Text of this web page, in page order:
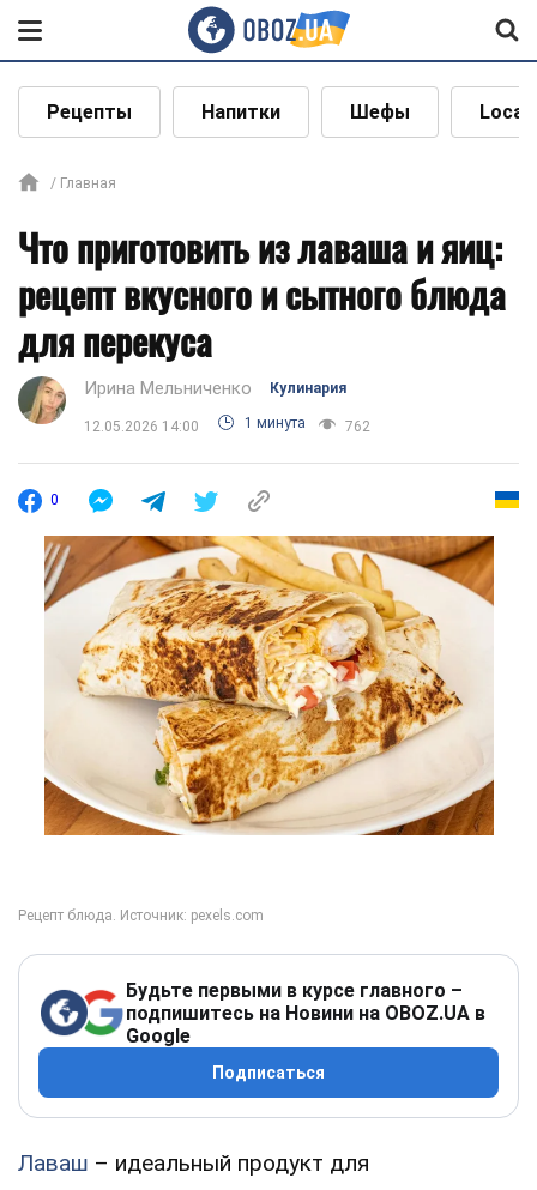
Рецепты Напитки Шефы Local
Главная
Что приготовить из лаваша и яиц:
рецепт вкусного и сытного блюда
для перекуса
Ирина Мельниченко Кулинария
12.05.2026 14:00 1 минута 762
0
Будьте первыми в курсе главного –
подпишитесь на Новини на OBOZ.UA в
Google
Подписаться
Лаваш – идеальный продукт для